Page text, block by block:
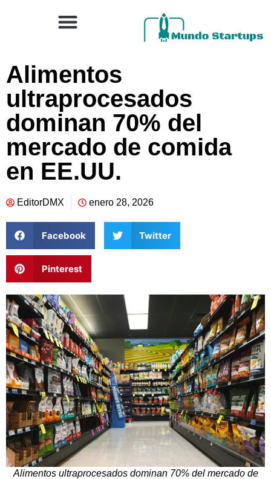
Alimentos
ultraprocesados
dominan 70% del
mercado de comida
en EE.UU.
EditorDMX enero 28, 2026
Facebook Twitter
Pinterest
Alimentos ultraprocesados dominan 70% del mercado de